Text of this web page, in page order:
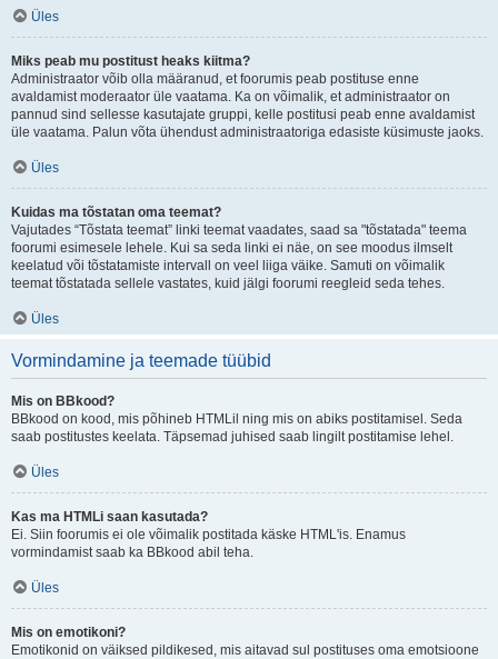
Üles
Miks peab mu postitust heaks kiitma?
Administraator võib olla määranud, et foorumis peab postituse enne
avaldamist moderaator üle vaatama. Ka on võimalik, et administraator on
pannud sind sellesse kasutajate gruppi, kelle postitusi peab enne avaldamist
üle vaatama. Palun võta ühendust administraatoriga edasiste küsimuste jaoks.
Üles
Kuidas ma tõstatan oma teemat?
Vajutades “Tõstata teemat” linki teemat vaadates, saad sa "tõstatada" teema
foorumi esimesele lehele. Kui sa seda linki ei näe, on see moodus ilmselt
keelatud või tõstatamiste intervall on veel liiga väike. Samuti on võimalik
teemat tõstatada sellele vastates, kuid jälgi foorumi reegleid seda tehes.
Üles
Vormindamine ja teemade tüübid
Mis on BBkood?
BBkood on kood, mis põhineb HTMLil ning mis on abiks postitamisel. Seda
saab postitustes keelata. Täpsemad juhised saab lingilt postitamise lehel.
Üles
Kas ma HTMLi saan kasutada?
Ei. Siin foorumis ei ole võimalik postitada käske HTML'is. Enamus
vormindamist saab ka BBkood abil teha.
Üles
Mis on emotikoni?
Emotikonid on väiksed pildikesed, mis aitavad sul postituses oma emotsioone